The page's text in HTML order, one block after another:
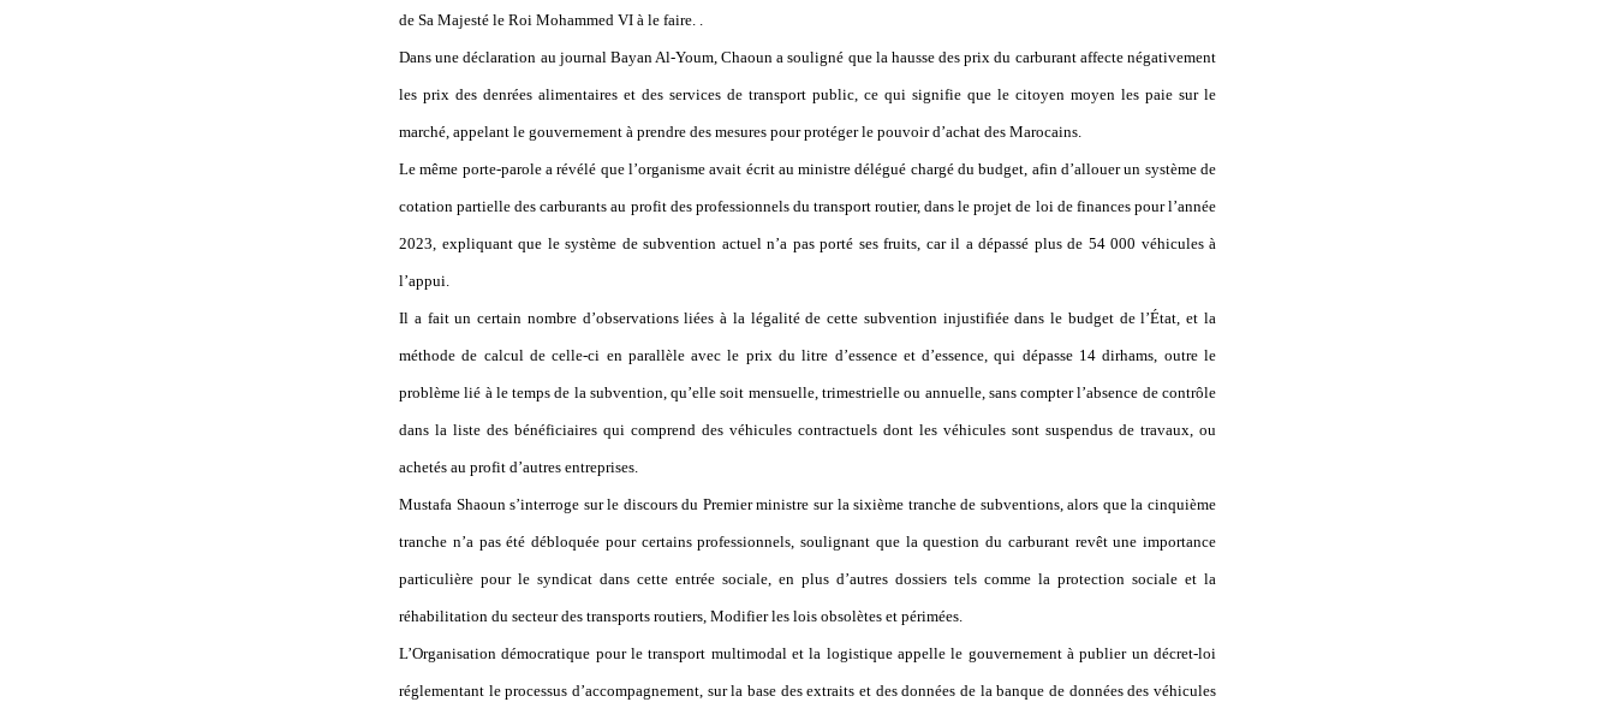
de Sa Majesté le Roi Mohammed VI à le faire. .
Dans une déclaration au journal Bayan Al-Youm, Chaoun a souligné que la hausse des prix du carburant affecte négativement
les prix des denrées alimentaires et des services de transport public, ce qui signifie que le citoyen moyen les paie sur le
marché, appelant le gouvernement à prendre des mesures pour protéger le pouvoir d’achat des Marocains.
Le même porte-parole a révélé que l’organisme avait écrit au ministre délégué chargé du budget, afin d’allouer un système de
cotation partielle des carburants au profit des professionnels du transport routier, dans le projet de loi de finances pour l’année
2023, expliquant que le système de subvention actuel n’a pas porté ses fruits, car il a dépassé plus de 54 000 véhicules à
l’appui.
Il a fait un certain nombre d’observations liées à la légalité de cette subvention injustifiée dans le budget de l’État, et la
méthode de calcul de celle-ci en parallèle avec le prix du litre d’essence et d’essence, qui dépasse 14 dirhams, outre le
problème lié à le temps de la subvention, qu’elle soit mensuelle, trimestrielle ou annuelle, sans compter l’absence de contrôle
dans la liste des bénéficiaires qui comprend des véhicules contractuels dont les véhicules sont suspendus de travaux, ou
achetés au profit d’autres entreprises.
Mustafa Shaoun s’interroge sur le discours du Premier ministre sur la sixième tranche de subventions, alors que la cinquième
tranche n’a pas été débloquée pour certains professionnels, soulignant que la question du carburant revêt une importance
particulière pour le syndicat dans cette entrée sociale, en plus d’autres dossiers tels comme la protection sociale et la
réhabilitation du secteur des transports routiers, Modifier les lois obsolètes et périmées.
L’Organisation démocratique pour le transport multimodal et la logistique appelle le gouvernement à publier un décret-loi
réglementant le processus d’accompagnement, sur la base des extraits et des données de la banque de données des véhicules